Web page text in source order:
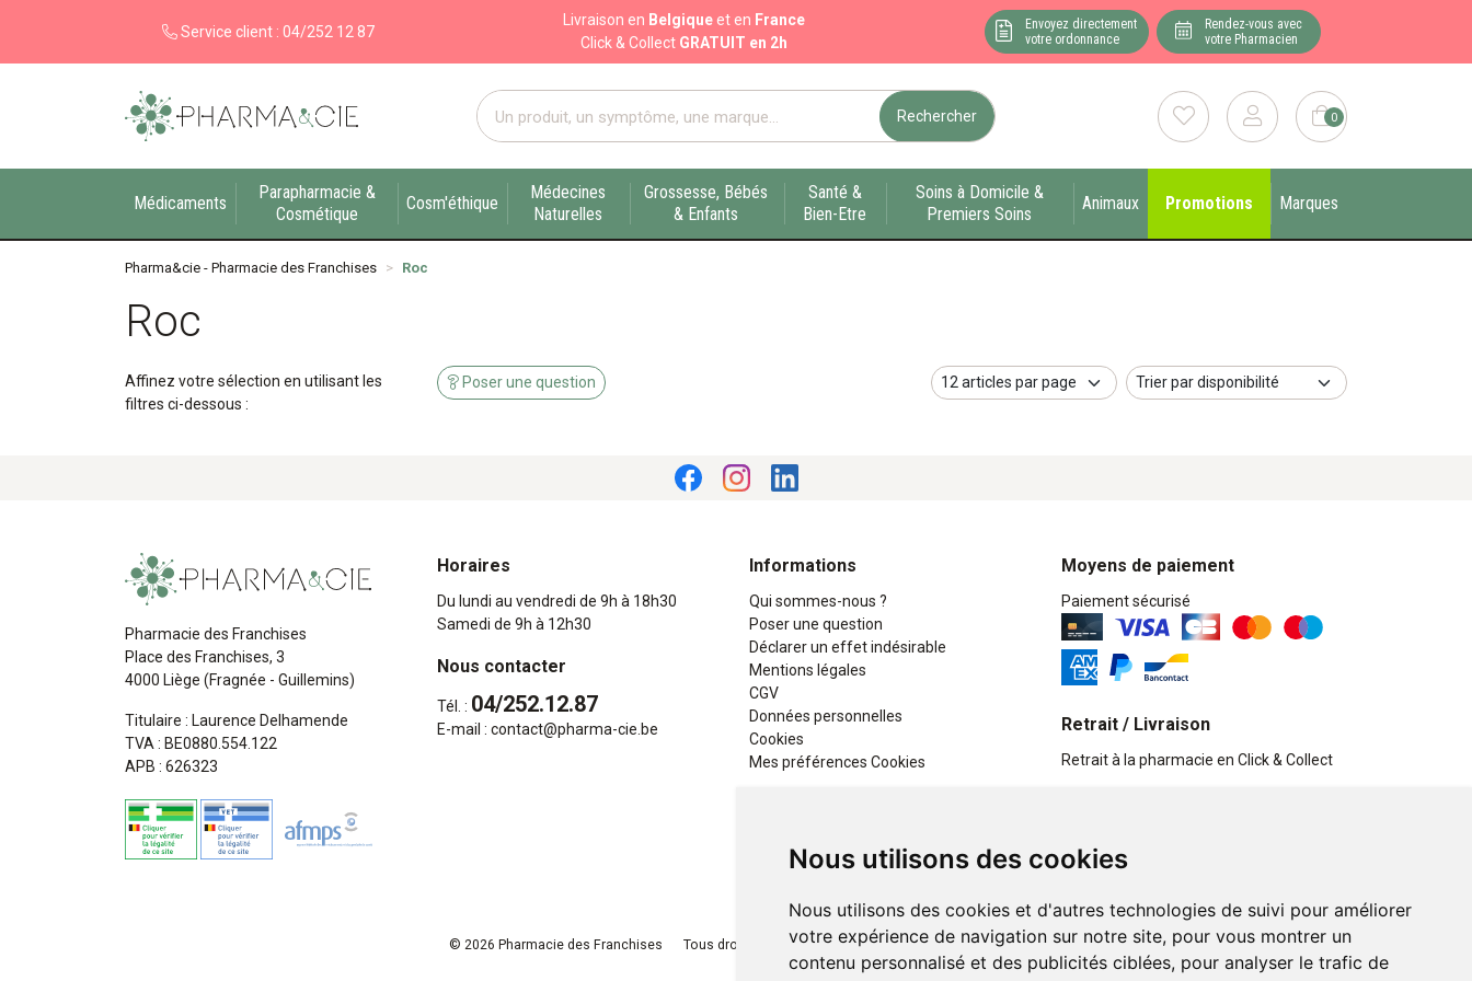
Nous utilisons des cookies
Nous utilisons des cookies et d'autres technologies de suivi pour améliorer
votre expérience de navigation sur notre site, pour vous montrer un
contenu personnalisé et des publicités ciblées, pour analyser le trafic de
Service client : 04/252 12 87
Livraison en Belgique et en France
Click & Collect GRATUIT en 2h
Envoyez directement
votre ordonnance
Rendez-vous avec
votre Pharmacien
Pharma&cie - Pharmacie des Franchises Votre export pharmacie en ligne à votre service sur Liège 0
Rechercher
Médicaments
Parapharmacie &
Cosmétique
Cosm'éthique
Médecines
Naturelles
Grossesse, Bébés
& Enfants
Santé &
Bien-Etre
Soins à Domicile &
Premiers Soins
Animaux Promotions Marques
Pharma&cie - Pharmacie des Franchises Roc
Roc
Poser une question
Affinez votre sélection en utilisant les
filtres ci-dessous :
Pharmacie des Franchises
Place des Franchises, 3
4000 Liège (Fragnée - Guillemins)
Titulaire : Laurence Delhamende
TVA : BE0880.554.122
APB : 626323
Horaires
Du lundi au vendredi de 9h à 18h30
Samedi de 9h à 12h30
Nous contacter
Tél. : 04/252.12.87
E-mail : contact@pharma-cie.be
Informations
Qui sommes-nous ?
Poser une question
Déclarer un effet indésirable
Mentions légales
CGV
Données personnelles
Cookies
Mes préférences Cookies
Moyens de paiement
Paiement sécurisé
Retrait / Livraison
Retrait à la pharmacie en Click & Collect
Service professionnel et écologique de
© 2026 Pharmacie des Franchises Tous droits réservés Apotekisto, pharmacie en ligne